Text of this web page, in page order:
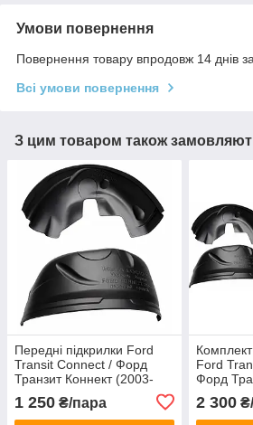
Умови повернення
Повернення товару впродовж 14 днів
Всі умови повернення
З цим товаром також
Передні підкрилки Ford
Transit Connect / Форд
Транзит Коннект (2003-
1 250 ₴/пара
Комплект
Ford
Форд
2 300₴/